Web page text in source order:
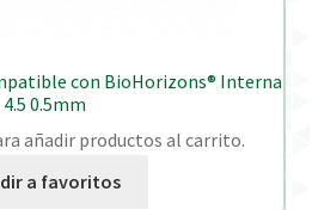
con BioHorizons® Interna
4.5 0.5mm
añadir productos al carrito.
a favoritos